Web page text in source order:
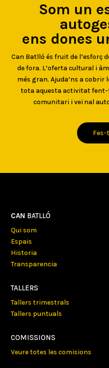
Som un
ens dones
Can Batlló és fruit de l’esforç
de fora. L’oferta cultural i
més gran. Ajuda’ns a cobrir
tota aquesta activitat fent-
comunitari i veïnal
Fes-
CAN BATLLÓ
Qui som
Espais
Historia
Transparencia
TALLERS
Tallers trimestrals
Tallers puntuals
COMISSIONS
Veure totes les comisions